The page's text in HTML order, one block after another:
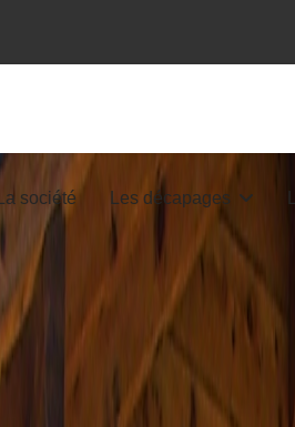
La société Les décapages